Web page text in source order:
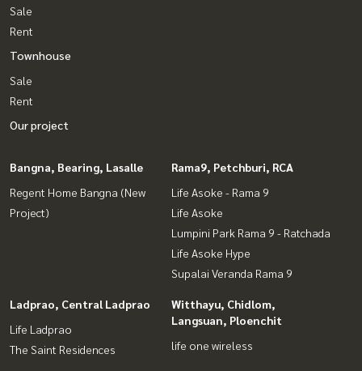
Sale
Rent
Townhouse
Sale
Rent
Our project
Bangna, Bearing, Lasalle
Regent Home Bangna (New
Project)
Rama9, Petchburi, RCA
Life Asoke - Rama 9
Life Asoke
Lumpini Park Rama 9 - Ratchada
Life Asoke Hype
Supalai Veranda Rama 9
Ladprao, Central Ladprao
Life Ladprao
The Saint Residences
Witthayu, Chidlom,
Langsuan, Ploenchit
life one wireless